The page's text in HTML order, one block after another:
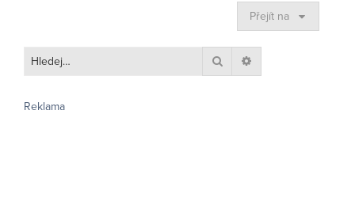
Přejít na
Hledat
Reklama